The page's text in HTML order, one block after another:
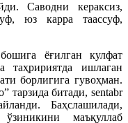
Саводни кераксиз,
юз карра таассуф,
ёғилган кулфат
таҳририятда ишлаган
борлигига гувоҳман.
тарзида битади, sentabr
Баҳслашилади,
маъқуллаб